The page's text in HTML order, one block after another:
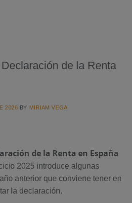
de la Renta
2026 BY MIRIAM VEGA
de la Renta en España
2025 introduce algunas
anterior que conviene tener en
la declaración.